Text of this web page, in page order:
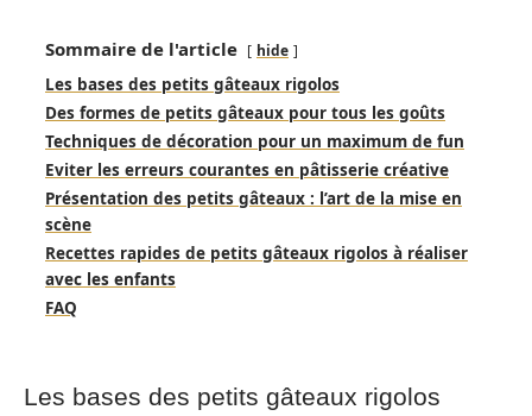
Sommaire de l'article hide
Les bases des petits gâteaux rigolos
Des formes de petits gâteaux pour tous les goûts
Techniques de décoration pour un maximum de fun
Eviter les erreurs courantes en pâtisserie créative
Présentation des petits gâteaux : l’art de la mise en
scène
Recettes rapides de petits gâteaux rigolos à réaliser
avec les enfants
FAQ
Les bases des petits gâteaux rigolos